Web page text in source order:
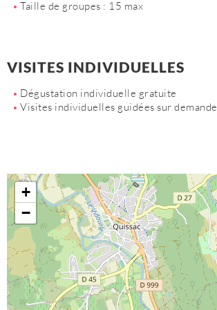
Taille de groupes : 15 max
VISITES INDIVIDUELLES
Dégustation individuelle gratuite
Visites individuelles guidées sur demande
+
−